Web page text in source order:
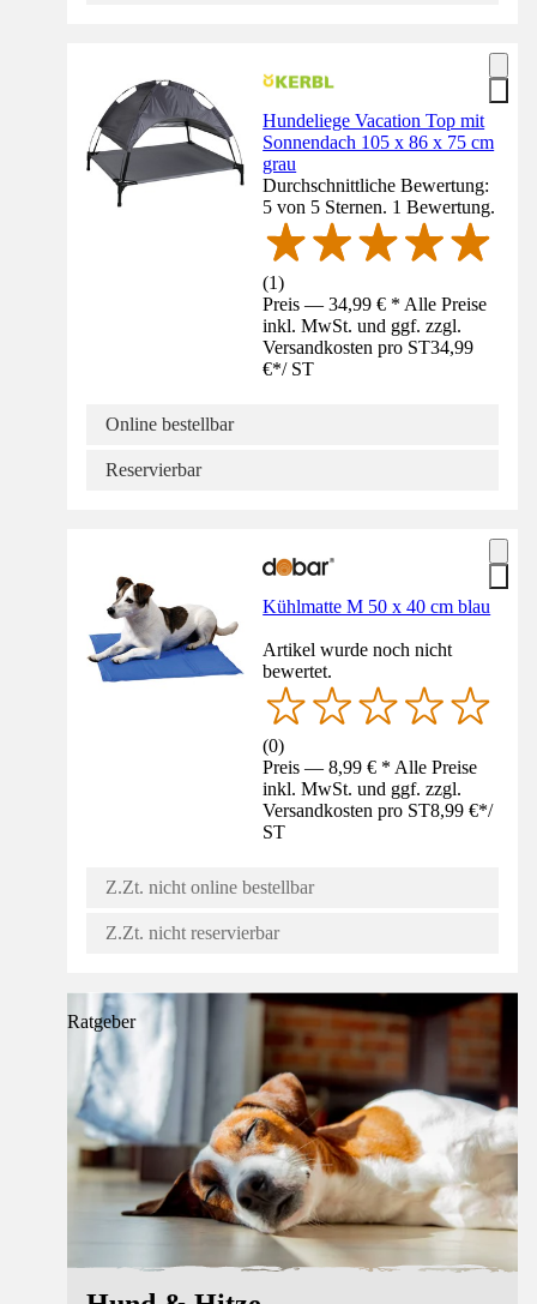
Hundeliege Vacation Top mit
Sonnendach 105 x 86 x 75 cm
grau
Durchschnittliche Bewertung:
5 von 5 Sternen. 1 Bewertung.
(1)
Preis — 34,99 € * Alle Preise
inkl. MwSt. und ggf. zzgl.
Versandkosten pro ST34,99
€*/ ST
Online bestellbar
Reservierbar
Kühlmatte M 50 x 40 cm blau
Artikel wurde noch nicht
bewertet.
(0)
Preis — 8,99 € * Alle Preise
inkl. MwSt. und ggf. zzgl.
Versandkosten pro ST8,99 €*/
ST
Z.Zt. nicht online bestellbar
Z.Zt. nicht reservierbar
Ratgeber